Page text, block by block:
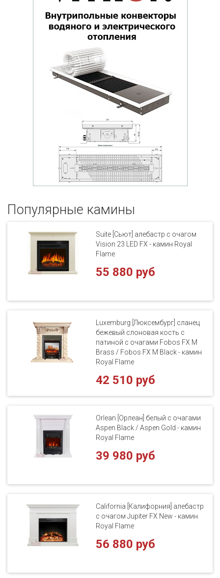
Популярные кaмины
Suite [Сьют] алебастр с очагом
Vision 23 LED FX - камин Royal
Flame
55 880 руб
Luxemburg [Люксембург] сланец
бежевый слоновая кость с
патиной с очагами Fobos FX M
Brass / Fobos FX M Black - камин
Royal Flame
42 510 руб
Orlean [Орлеан] белый с очагами
Aspen Black / Aspen Gold - камин
Royal Flame
39 980 руб
California [Калифорния] алебастр
с очагом Jupiter FX New - камин
Royal Flame
56 880 руб